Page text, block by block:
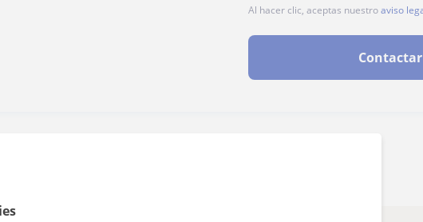
Al hacer clic, aceptas nuestroaviso